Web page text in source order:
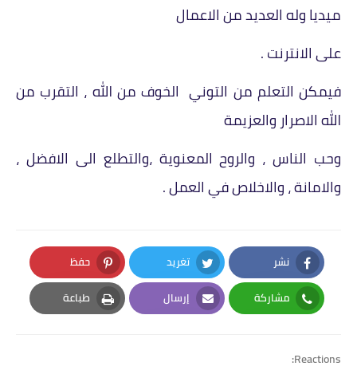
ميديا وله العديد من الاعمال
على الانترنت .
فيمكن التعلم من التوني الخوف من الله ، التقرب من
اللهالاصرار والعزيمة
وحب الناس ، والروح المعنوية ،والتطلع الى الافضل ،
والامانة ، والاخلاص في العمل .
نشر
Facebook
تغريد
Twitter
حفظ
Pinterest
مشاركة
Whatsapp
إرسال
Email
طباعة
Print
Reactions: